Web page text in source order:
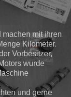
machen mit ihren
Kilometer.
Vorbesitzer,
wurde
und gerne